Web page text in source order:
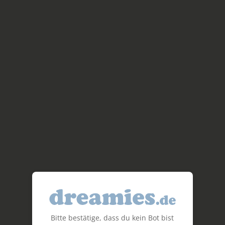
Bitte bestätige, dass du kein Bot bist